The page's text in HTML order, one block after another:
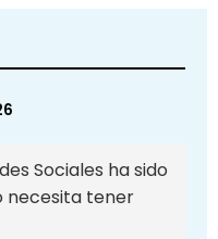
Sociales ha sido
necesita tener